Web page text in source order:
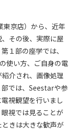
東京店）から、近年
その後、実際に屋
１部の座学では、
使い方、ご自身の電
介され、画像処理
では、Seestarや参
視観望を行いまし
視では見ることが
きは大きな歓声が